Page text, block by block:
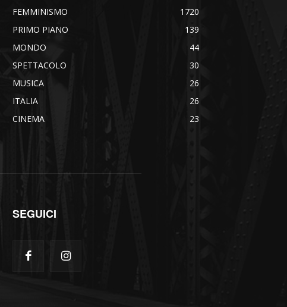
FEMMINISMO
1720
PRIMO PIANO
139
MONDO
44
SPETTACOLO
30
MUSICA
26
ITALIA
26
CINEMA
23
SEGUICI